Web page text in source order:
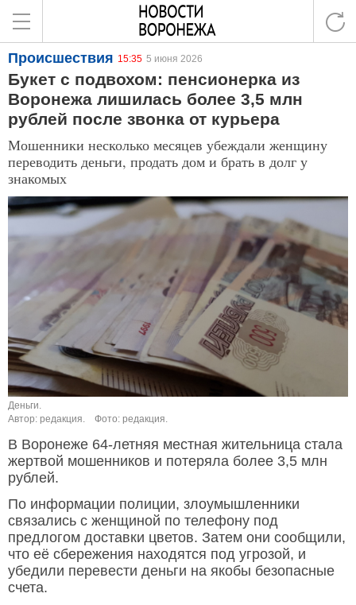
Происшествия 15:35 5 июня 2026
Букет с подвохом: пенсионерка из
Воронежа лишилась более 3,5 млн
рублей после звонка от курьера
Мошенники несколько месяцев убеждали женщину
переводить деньги, продать дом и брать в долг у
знакомых
Деньги.
Автор: редакция.
Фото: редакция.
В Воронеже 64-летняя местная жительница стала
жертвой мошенников и потеряла более 3,5 млн
рублей.
По информации полиции, злоумышленники
связались с женщиной по телефону под
предлогом доставки цветов. Затем они сообщили,
что её сбережения находятся под угрозой, и
убедили перевести деньги на якобы безопасные
счета.